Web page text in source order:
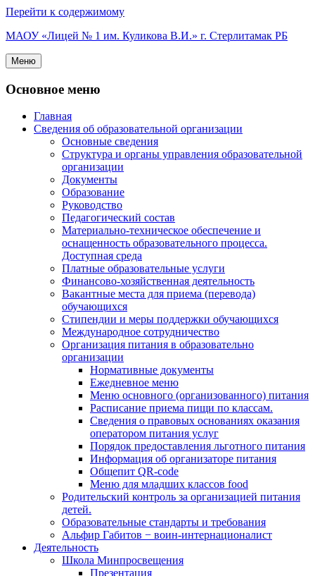
Перейти к содержимому
МАОУ «Лицей № 1 им. Куликова В.И.» г. Стерлитамак РБ
Меню
Основное меню
Главная
Сведения об образовательной организации
Основные сведения
Структура и органы управления образовательной
организации
Документы
Образование
Руководство
Педагогический состав
Материально-техническое обеспечение и
оснащенность образовательного процесса.
Доступная среда
Платные образовательные услуги
Финансово-хозяйственная деятельность
Вакантные места для приема (перевода)
обучающихся
Стипендии и меры поддержки обучающихся
Международное сотрудничество
Организация питания в образовательно
организации
Нормативные документы
Ежедневное меню
Меню основного (организованного) питания
Расписание приема пищи по классам.
Сведения о правовых основаниях оказания
оператором питания услуг
Порядок предоставления льготного питания
Информация об организаторе питания
Общепит QR-code
Меню для младших классов food
Родительский контроль за организацией питания
детей.
Образовательные стандарты и требования
Альфир Габитов − воин-интернационалист
Деятельность
Школа Минпросвещения
Презентация